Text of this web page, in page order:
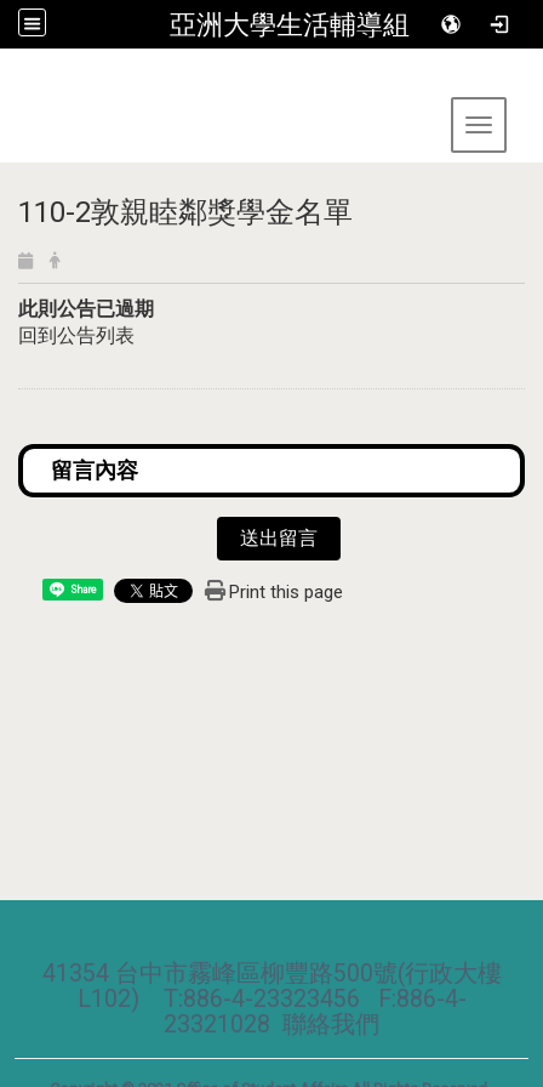
亞洲大學生活輔導組
Toggle
110-2敦親睦鄰獎學金名單
此則公告已過期
回到公告列表
送出留言
Share Print this page
41354 台中市霧峰區柳豐路500號(行政大樓
L102) T:886-4-23323456 F:886-4-
23321028 聯絡我們